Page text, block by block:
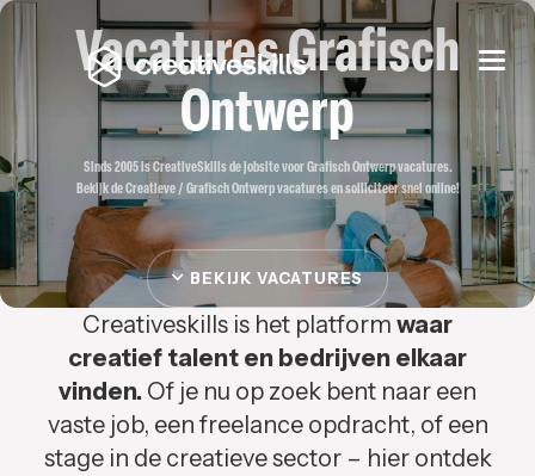
Vacatures Grafisch
Ontwerp
Sinds 2005 is CreativeSkills de jobsite voor Grafisch Ontwerp vacatures.
Bekijk de Creatieve / Grafisch Ontwerp vacatures en solliciteer snel online!
BEKIJK VACATURES
Creativeskills is het platform waar
creatief talent en bedrijven elkaar
vinden. Of je nu op zoek bent naar een
vaste job, een freelance opdracht, of een
stage in de creatieve sector – hier ontdek